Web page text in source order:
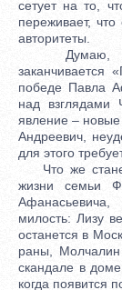
сетует на то,
переживает, что
авторитеты.
Думаю,
заканчивается
победе Павла
над взглядами
явление –
Андреевич,
для этого
Что же
жизни семьи
милость: Лизу
останется в
раны,
скандале в
когда появится